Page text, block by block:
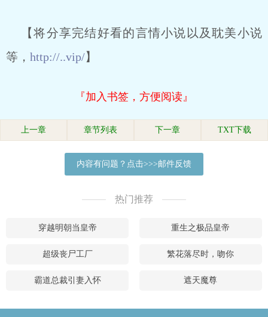
【将分享完结好看的言情小说以及耽美小说
等， http://..vip/】
『加入书签，方便阅读』
上一章 章节列表 下一章 TXT下载
内容有问题？点击>>>邮件反馈
热门推荐
穿越明朝当皇帝 重生之极品皇帝
超级丧尸工厂 繁花落尽时，吻你
霸道总裁引妻入怀 遮天魔尊